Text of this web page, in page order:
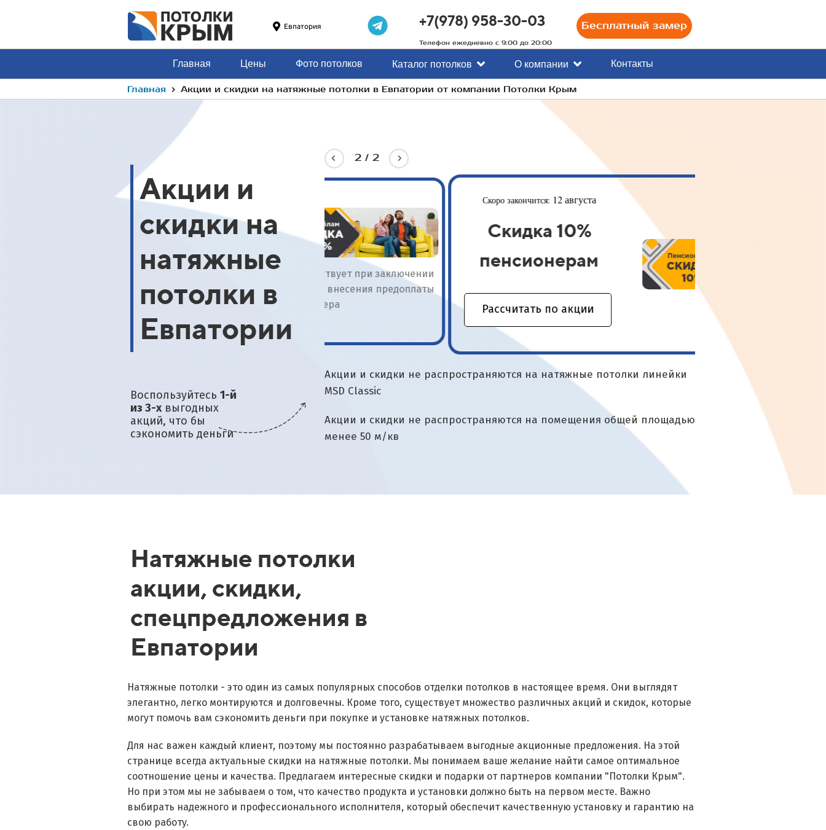
Евпатория +7(978) 958-30-03
Телефон ежедневно с 9:00 до 20:00
Бесплатный замер
Главная Цены Фото потолков Каталог потолков О компании Контакты
Главная › Акции и скидки на натяжные потолки в Евпатории от компании Потолки Крым
Акции и
скидки на
натяжные
потолки в
Евпатории
Воспользуйтесь 1-й
из 3-хвыгодных
акций, что бы
сэкономить деньги
2/ 2
договора и внесения предоплаты
в день замера
Скидка 10%
пенсионерам
Рассчитать по акции
Акции и скидки не распространяются на натяжные потолки линейки
MSD Classic
Акции и скидки не распространяются на помещения общей площадью
менее 50 м/кв
Натяжные потолки
акции, скидки,
спецпредложения в
Евпатории
Натяжные потолки - это один из самых популярных способов отделки потолков в настоящее время. Они выглядят
элегантно, легко монтируются и долговечны. Кроме того, существует множество различных акций и скидок, которые
могут помочь вам сэкономить деньги при покупке и установке натяжных потолков.
Для нас важен каждый клиент, поэтому мы постоянно разрабатываем выгодные акционные предложения. На этой
странице всегда актуальные скидки на натяжные потолки. Мы понимаем ваше желание найти самое оптимальное
соотношение цены и качества. Предлагаем интересные скидки и подарки от партнеров компании "Потолки Крым".
Но при этом мы не забываем о том, что качество продукта и установки должно быть на первом месте. Важно
выбирать надежного и профессионального исполнителя, который обеспечит качественную установку и гарантию на
свою работу.